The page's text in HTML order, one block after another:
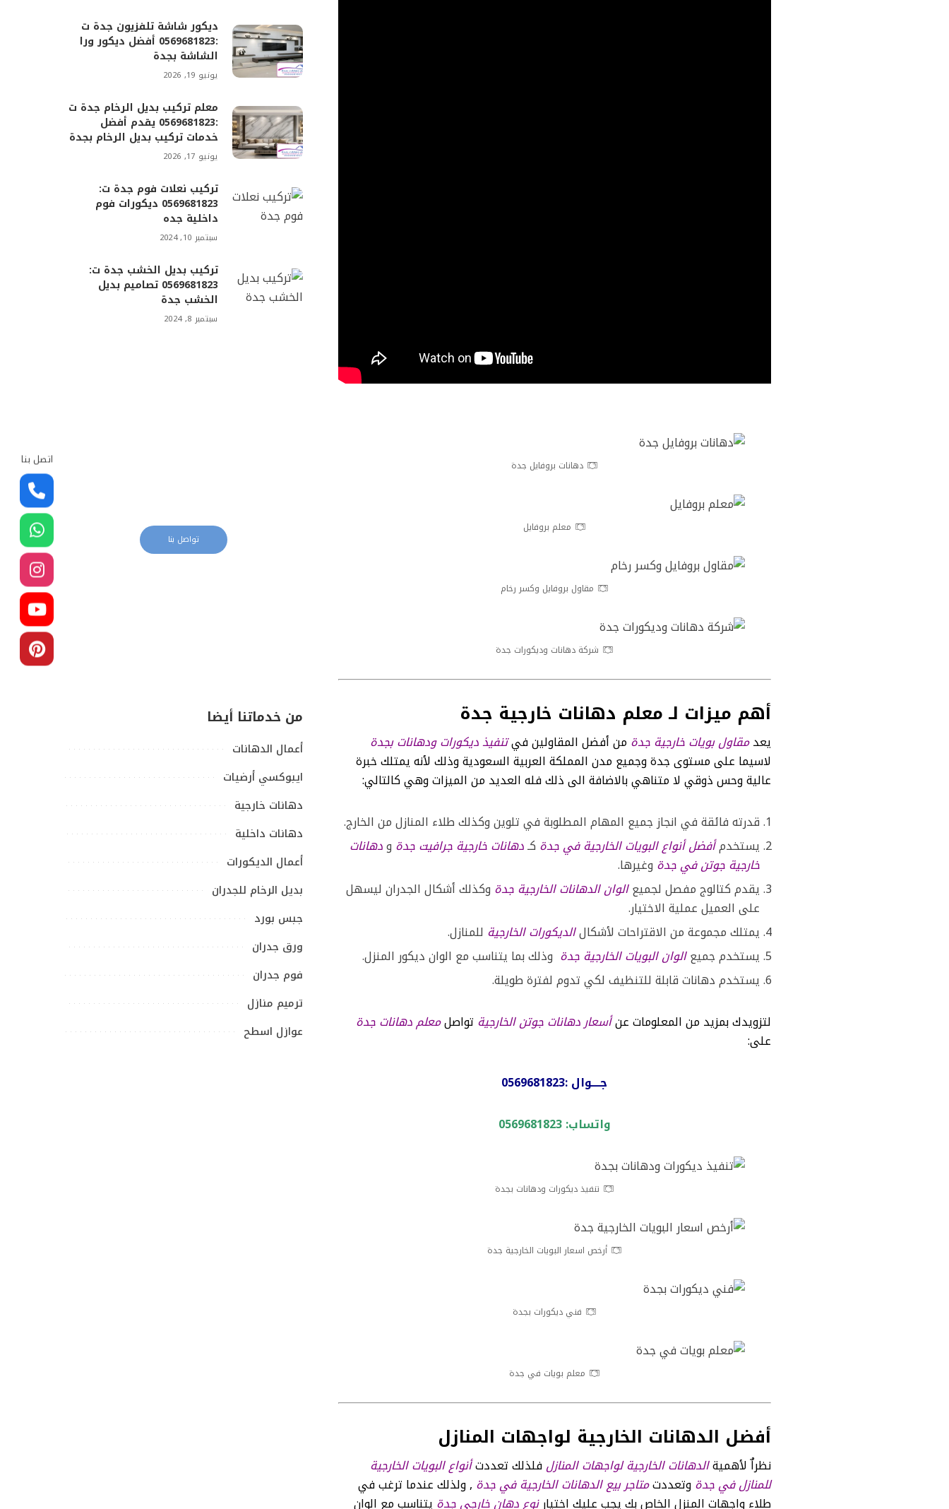
دهانات بروفايل جدة
معلم بروفايل
مقاول بروفايل وكسر رخام
شركة دهانات وديكورات جدة
أهم ميزات لـ معلم دهانات خارجية جدة
يعدمقاول بويات خارجية جدة من أفضل المقاولين فيتنفيذ ديكورات ودهانات بجدة
لاسيما على مستوى جدة وجميع مدن المملكة العربية السعودية وذلك لأنه يمتلك خبرة
عالية وحس ذوقي لا متناهي بالاضافة الى ذلك فله العديد من الميزات وهي كالتالي:
قدرته فائقة في انجاز جميع المهام المطلوبة في تلوين وكذلك طلاء المنازل من الخارج.
يستخدمأفضل أنواع البويات الخارجية في جدة كـدهانات خارجية جرافيت جدة ودهانات
خارجية جوتن في جدة وغيرها.
يقدم كتالوج مفصل لجميعالوان الدهانات الخارجية جدة وكذلك أشكال الجدران ليسهل
على العميل عملية الاختيار.
يمتلك مجموعة من الاقتراحات لأشكالالديكورات الخارجية للمنازل.
يستخدم جميعالوان البويات الخارجية جدة وذلك بما يتناسب مع الوان ديكور المنزل.
يستخدم دهانات قابلة للتنظيف لكي تدوم لفترة طويلة.
لتزويدك بمزيد من المعلومات عنأسعار دهانات جوتن الخارجية تواصلمعلم دهانات جدة
على:
جــــوال :0569681823
واتساب:0569681823
تنفيذ ديكورات ودهانات بجدة
أرخص اسعار البويات الخارجية جدة
فني ديكورات بجدة
معلم بويات في جدة
أفضل الدهانات الخارجية لواجهات المنازل
نظراٌ لأهميةالدهانات الخارجية لواجهات المنازلفلذلك تعددتأنواع البويات الخارجية
للمنازل في جدةوتعددتمتاجر بيع الدهانات الخارجية في جدة , ولذلك عندما ترغب في
طلاء واجهات المنزل الخاص بك يجب عليك اختيارنوع دهان خارجي جدة يتناسب مع الوان
ديكور شاشة تلفزيون جدة ت
:0569681823 أفضل ديكور ورا
الشاشة بجدة
يونيو 19, 2026
معلم تركيب بديل الرخام جدة ت
:0569681823 يقدم أفضل
خدمات تركيب بديل الرخام بجدة
يونيو 17, 2026
تركيب نعلات فوم جدة ت:
0569681823 ديكورات فوم
داخلية جده
سبتمبر 10, 2024
تركيب بديل الخشب جدة ت:
0569681823 تصاميم بديل
الخشب جدة
سبتمبر 8, 2024
تواصل بنا
من خدماتنا أيضا
أعمال الدهانات
ايبوكسي أرضيات
دهانات خارجية
دهانات داخلية
أعمال الديكورات
بديل الرخام للجدران
جبس بورد
ورق جدران
فوم جدران
ترميم منازل
عوازل اسطح
اتصل بنا